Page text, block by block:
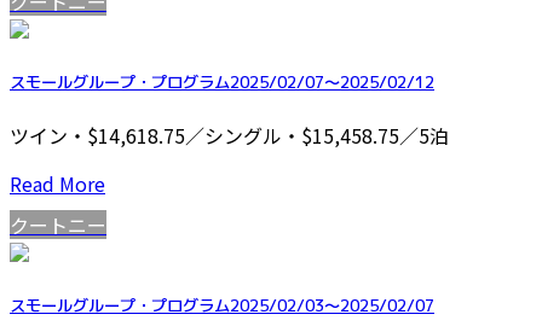
スモールグループ・プログラム2025/02/07～2025/02/12
ツイン・$14,618.75／シングル・$15,458.75／5泊
Read More
クートニー
スモールグループ・プログラム2025/02/03～2025/02/07